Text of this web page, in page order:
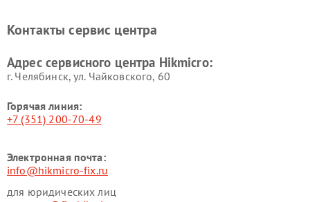
Контакты сервис центра
Адрес сервисного центра Hikmicro:
г. Челябинск, ул. Чайковского, 60
Горячая линия:
+7 (351) 200-70-49
Электронная почта:
info@hikmicro-fix.ru
для юридических лиц